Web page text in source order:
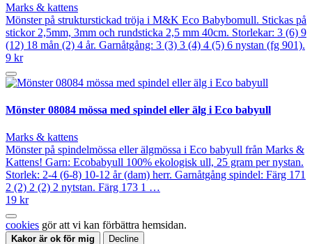
Marks & kattens
Mönster på strukturstickad tröja i M&K Eco Babybomull. Stickas på
stickor 2,5mm, 3mm och rundsticka 2,5 mm 40cm. Storlekar: 3 (6) 9
(12) 18 mån (2) 4 år. Garnåtgång: 3 (3) 3 (4) 4 (5) 6 nystan (fg 901).
9 kr
Mönster 08084 mössa med spindel eller älg i Eco babyull
Marks & kattens
Mönster på spindelmössa eller älgmössa i Eco babyull från Marks &
Kattens! Garn: Ecobabyull 100% ekologisk ull, 25 gram per nystan.
Storlek: 2-4 (6-8) 10-12 år (dam) herr. Garnåtgång spindel: Färg 171
2 (2) 2 (2) 2 nytstan. Färg 173 1 …
19 kr
cookies gör att vi kan förbättra hemsidan.
Kakor är ok för mig Decline